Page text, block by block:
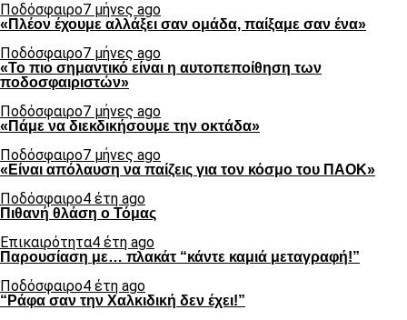
Ποδόσφαιρο7 μήνες ago
«Πλέον έχουμε αλλάξει σαν ομάδα, παίξαμε σαν ένα»
Ποδόσφαιρο7 μήνες ago
«Το πιο σημαντικό είναι η αυτοπεποίθηση των
ποδοσφαιριστών»
Ποδόσφαιρο7 μήνες ago
«Πάμε να διεκδικήσουμε την οκτάδα»
Ποδόσφαιρο7 μήνες ago
«Είναι απόλαυση να παίζεις για τον κόσμο του ΠΑΟΚ»
Ποδόσφαιρο4 έτη ago
Πιθανή θλάση ο Τόμας
Επικαιρότητα4 έτη ago
Παρουσίαση με… πλακάτ “κάντε καμιά μεταγραφή!”
Ποδόσφαιρο4 έτη ago
“Ράφα σαν την Χαλκιδική δεν έχει!”